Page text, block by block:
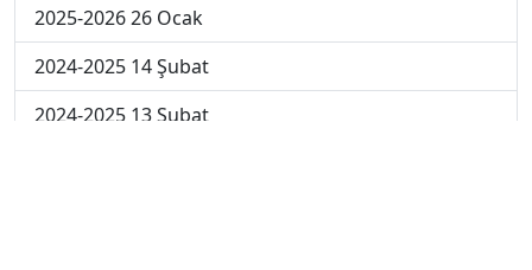
2025-2026 26 Ocak
2024-2025 14 Şubat
2024-2025 13 Şubat